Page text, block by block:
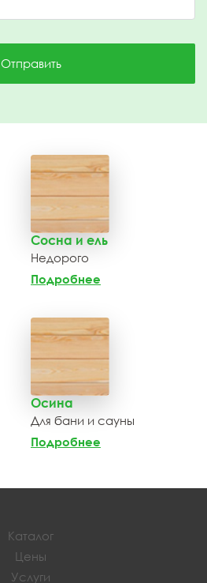
Отправить
Сосна и ель
Недорого
Подробнее
Осина
Для бани и сауны
Подробнее
Каталог
Цены
Услуги